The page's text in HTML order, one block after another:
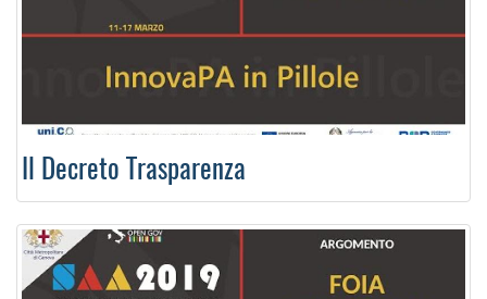
Il Decreto Trasparenza